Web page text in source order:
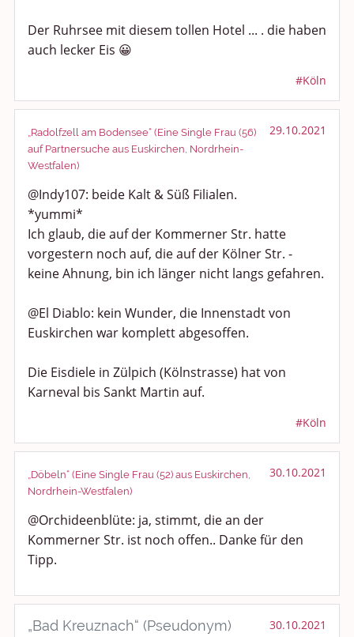
Der Ruhrsee mit diesem tollen Hotel ... . die haben
auch lecker Eis 😀
#Köln
„Radolfzell am Bodensee“ (Eine Single Frau (56)
auf Partnersuche aus Euskirchen, Nordrhein-
Westfalen)
29.10.2021
@Indy107: beide Kalt & Süß Filialen.
*yummi*
Ich glaub, die auf der Kommerner Str. hatte
vorgestern noch auf, die auf der Kölner Str. -
keine Ahnung, bin ich länger nicht langs gefahren.
@El Diablo: kein Wunder, die Innenstadt von
Euskirchen war komplett abgesoffen.
Die Eisdiele in Zülpich (Kölnstrasse) hat von
Karneval bis Sankt Martin auf.
#Köln
„Döbeln“ (Eine Single Frau (52) aus Euskirchen,
Nordrhein-Westfalen)
30.10.2021
@Orchideenblüte: ja, stimmt, die an der
Kommerner Str. ist noch offen.. Danke für den
Tipp.
„Bad Kreuznach“ (Pseudonym) 30.10.2021